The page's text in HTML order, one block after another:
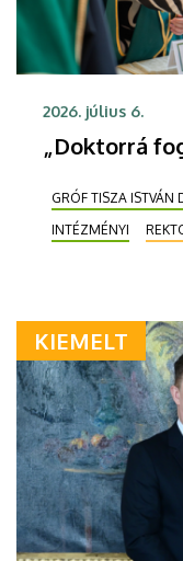
2026. július 6.
„Doktorrá
GRÓF TISZA ISTVÁN
INTÉZMÉNYI
KIEMELT